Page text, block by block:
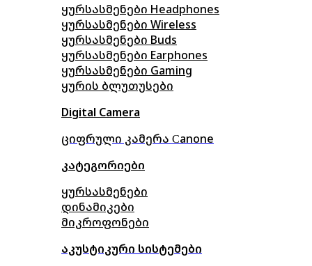
ყურსასმენები Headphones
ყურსასმენები Wireless
ყურსასმენები Buds
ყურსასმენები Earphones
ყურსასმენები Gaming
ყურის ბლუთუსები
Digital Camera
ციფრული კამერა Сanone
კატეგორიები
ყურსასმენები
დინამიკები
მიკროფონები
აკუსტიკური სისტემები